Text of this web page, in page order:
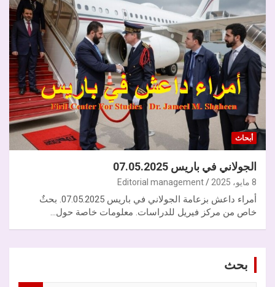
أبحاث
الجولاني في باريس 07.05.2025
8 مايو، 2025 Editorial management
أمراء داعش بزعامة الجولاني في باريس 07.05.2025. بحثٌ
خاص من مركز فيريل للدراسات. معلومات خاصة حول…
بحث